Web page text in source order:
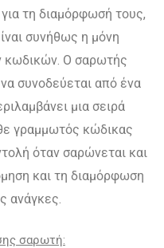
τη διαμόρφωσή τους,
συνήθως η μόνη
Ο σαρωτής
συνοδεύεται από ένα
μια σειρά
γραμμωτός κώδικας
όταν σαρώνεται και
και τη διαμόρφωση
ανάγκες.
σαρωτή: